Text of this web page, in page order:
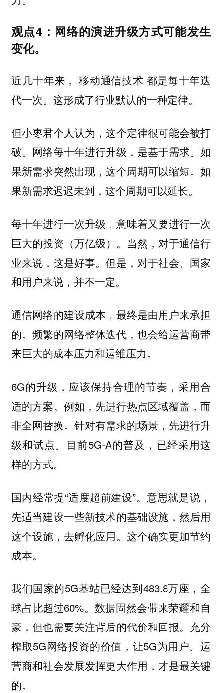
观点4：网络的演进升级方式可能发生
变化。
近几十年来， 移动通信技术 都是每十年迭
代一次。这形成了行业默认的一种定律。
但小枣君个人认为，这个定律很可能会被打
破。网络每十年进行升级，是基于需求。如
果新需求突然出现，这个周期可以缩短。如
果新需求迟迟未到，这个周期可以延长。
每十年进行一次升级，意味着又要进行一次
巨大的投资（万亿级）。当然，对于通信行
业来说，这是好事。但是，对于社会、国家
和用户来说，并不一定。
通信网络的建设成本，最终是由用户来承担
的。频繁的网络整体迭代，也会给运营商带
来巨大的成本压力和运维压力。
6G的升级，应该保持合理的节奏，采用合
适的方案。例如，先进行热点区域覆盖，而
非全网替换。针对有需求的场景，先进行升
级和试点。目前5G-A的普及，已经采用这
样的方式。
国内经常提“适度超前建设”。意思就是说，
先适当建设一些新技术的基础设施，然后用
这个设施，去孵化应用。这个确实更加节约
成本。
我们国家的5G基站已经达到483.8万座，全
球占比超过60%。数据固然会带来荣耀和自
豪，但也需要关注背后的代价和回报。充分
榨取5G网络投资的价值，让5G为用户、运
营商和社会发展发挥更大作用，才是最关键
的。